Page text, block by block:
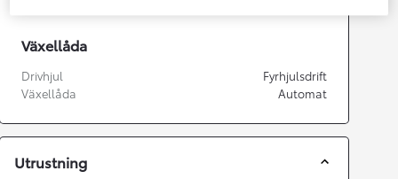
Växellåda
Drivhjul
Fyrhjulsdrift
Växellåda
Automat
Utrustning